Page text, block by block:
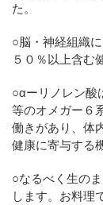
た。
○脳・神経組織
５０％以上含む
○αーリノレン酸
等のオメガー６
働きがあり、体
健康に寄与する
○なるべく生の
します。お料理